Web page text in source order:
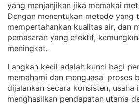
yang menjanjikan jika memakai
Dengan menentukan metode yang
mempertahankan kualitas air, dan
pemasaran yang efektif,
meningkat.
Langkah kecil adalah kunci bagi
memahami dan menguasai proses
dijalankan secara konsisten, usaha
menghasilkan pendapatan utama